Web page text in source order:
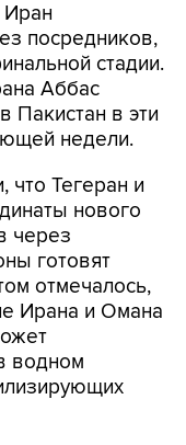
посредников,
стадии.
Аббас
Пакистан в эти
недели.
Тегеран и
нового
через
готовят
отмечалось,
Ирана и Омана
водном